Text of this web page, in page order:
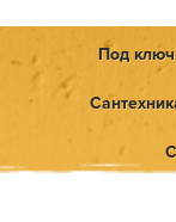
Под ключ